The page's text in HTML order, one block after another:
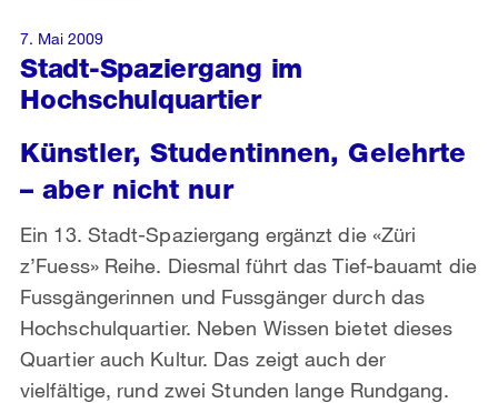
Stadt-Spaziergang im
Hochschulquartier
Künstler, Studentinnen, Gelehrte
– aber nicht nur
Ein 13. Stadt-Spaziergang ergänzt die «Züri
z’Fuess» Reihe. Diesmal führt das Tief-bauamt die
Fussgängerinnen und Fussgänger durch das
Hochschulquartier. Neben Wissen bietet dieses
Quartier auch Kultur. Das zeigt auch der
vielfältige, rund zwei Stunden lange Rundgang.
7. Mai 2009